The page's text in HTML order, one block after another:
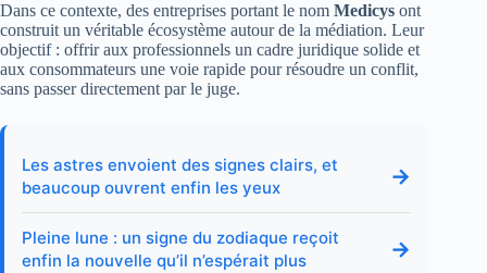
Dans ce contexte, des entreprises portant le nom Medicys ont
construit un véritable écosystème autour de la médiation. Leur
objectif : offrir aux professionnels un cadre juridique solide et
aux consommateurs une voie rapide pour résoudre un conflit,
sans passer directement par le juge.
Les astres envoient des signes clairs, et
beaucoup ouvrent enfin les yeux
→
Pleine lune : un signe du zodiaque reçoit
enfin la nouvelle qu’il n’espérait plus
→